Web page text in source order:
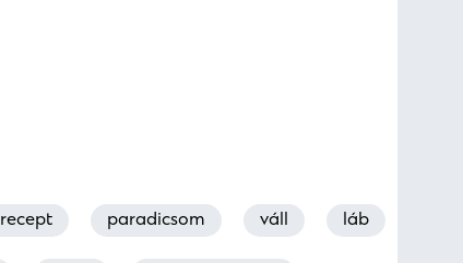
recept paradicsom váll láb